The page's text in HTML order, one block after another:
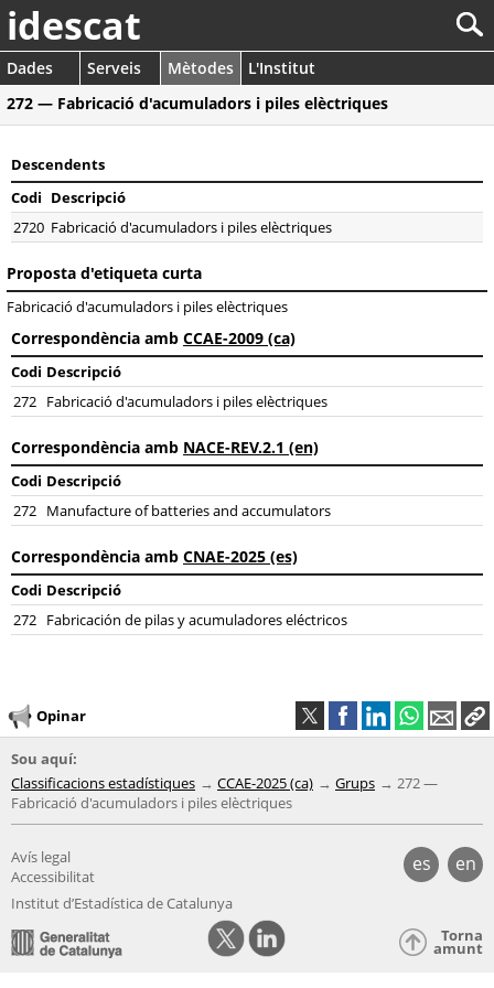
idescat
Dades Serveis Mètodes
L'Institut
272 — Fabricació d'acumuladors i piles elèctriques
Descendents
Codi Descripció
2720 Fabricació d'acumuladors i piles elèctriques
Proposta d'etiqueta curta
Fabricació d'acumuladors i piles elèctriques
Correspondència amb CCAE-2009 (ca)
Codi Descripció
272 Fabricació d'acumuladors i piles elèctriques
Correspondència amb NACE-REV.2.1 (en)
Codi Descripció
272 Manufacture of batteries and accumulators
Correspondència amb CNAE-2025 (es)
Codi Descripció
272 Fabricación de pilas y acumuladores eléctricos
Opinar
Sou aquí:
Classificacions estadístiques
CCAE-2025 (ca) Grups
272 —
Fabricació d'acumuladors i piles elèctriques
es en
Avís legal
Accessibilitat
Institut d’Estadística de Catalunya
Torna
amunt